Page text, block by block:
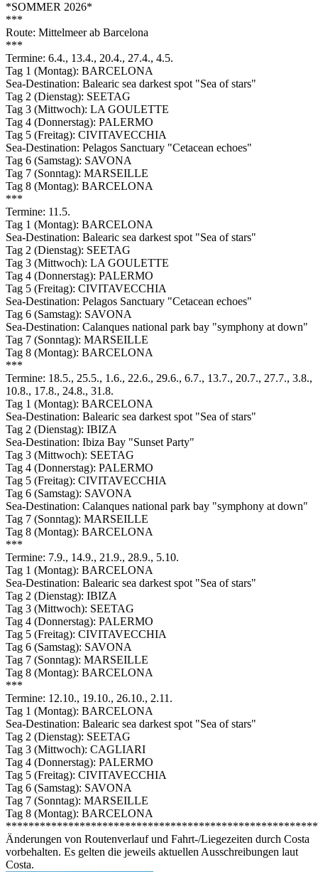
*SOMMER 2026*
***
Route: Mittelmeer ab Barcelona
***
Termine: 6.4., 13.4., 20.4., 27.4., 4.5.
Tag 1 (Montag): BARCELONA
Sea-Destination: Balearic sea darkest spot "Sea of stars"
Tag 2 (Dienstag): SEETAG
Tag 3 (Mittwoch): LA GOULETTE
Tag 4 (Donnerstag): PALERMO
Tag 5 (Freitag): CIVITAVECCHIA
Sea-Destination: Pelagos Sanctuary "Cetacean echoes"
Tag 6 (Samstag): SAVONA
Tag 7 (Sonntag): MARSEILLE
Tag 8 (Montag): BARCELONA
***
Termine: 11.5.
Tag 1 (Montag): BARCELONA
Sea-Destination: Balearic sea darkest spot "Sea of stars"
Tag 2 (Dienstag): SEETAG
Tag 3 (Mittwoch): LA GOULETTE
Tag 4 (Donnerstag): PALERMO
Tag 5 (Freitag): CIVITAVECCHIA
Sea-Destination: Pelagos Sanctuary "Cetacean echoes"
Tag 6 (Samstag): SAVONA
Sea-Destination: Calanques national park bay "symphony at down"
Tag 7 (Sonntag): MARSEILLE
Tag 8 (Montag): BARCELONA
***
Termine: 18.5., 25.5., 1.6., 22.6., 29.6., 6.7., 13.7., 20.7., 27.7., 3.8.,
10.8., 17.8., 24.8., 31.8.
Tag 1 (Montag): BARCELONA
Sea-Destination: Balearic sea darkest spot "Sea of stars"
Tag 2 (Dienstag): IBIZA
Sea-Destination: Ibiza Bay "Sunset Party"
Tag 3 (Mittwoch): SEETAG
Tag 4 (Donnerstag): PALERMO
Tag 5 (Freitag): CIVITAVECCHIA
Tag 6 (Samstag): SAVONA
Sea-Destination: Calanques national park bay "symphony at down"
Tag 7 (Sonntag): MARSEILLE
Tag 8 (Montag): BARCELONA
***
Termine: 7.9., 14.9., 21.9., 28.9., 5.10.
Tag 1 (Montag): BARCELONA
Sea-Destination: Balearic sea darkest spot "Sea of stars"
Tag 2 (Dienstag): IBIZA
Tag 3 (Mittwoch): SEETAG
Tag 4 (Donnerstag): PALERMO
Tag 5 (Freitag): CIVITAVECCHIA
Tag 6 (Samstag): SAVONA
Tag 7 (Sonntag): MARSEILLE
Tag 8 (Montag): BARCELONA
***
Termine: 12.10., 19.10., 26.10., 2.11.
Tag 1 (Montag): BARCELONA
Sea-Destination: Balearic sea darkest spot "Sea of stars"
Tag 2 (Dienstag): SEETAG
Tag 3 (Mittwoch): CAGLIARI
Tag 4 (Donnerstag): PALERMO
Tag 5 (Freitag): CIVITAVECCHIA
Tag 6 (Samstag): SAVONA
Tag 7 (Sonntag): MARSEILLE
Tag 8 (Montag): BARCELONA
Änderungen von Routenverlauf und Fahrt-/Liegezeiten durch Costa
vorbehalten. Es gelten die jeweils aktuellen Ausschreibungen laut
Costa.